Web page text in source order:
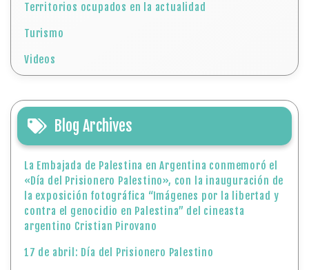
Territorios ocupados en la actualidad
Turismo
Videos
Blog Archives
La Embajada de Palestina en Argentina conmemoró el
«Día del Prisionero Palestino», con la inauguración de
la exposición fotográfica “Imágenes por la libertad y
contra el genocidio en Palestina” del cineasta
argentino Cristian Pirovano
17 de abril: Día del Prisionero Palestino